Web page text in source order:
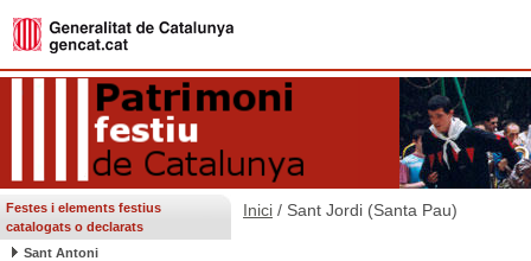
Festes i elements festius
catalogats o declarats
Sant Antoni
Inici / Sant Jordi (Santa Pau)